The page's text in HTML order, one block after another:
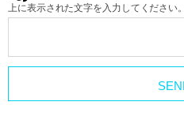
上に表示された文字を入力してください。